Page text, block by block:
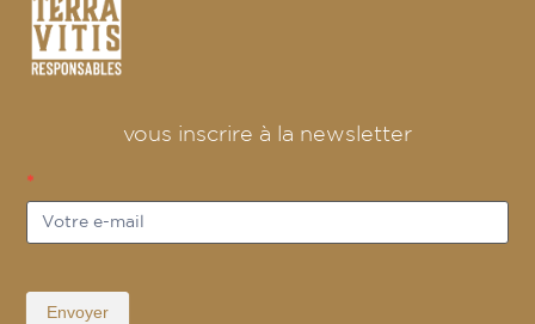
vous inscrire à la newsletter
fr
*
Envoyer